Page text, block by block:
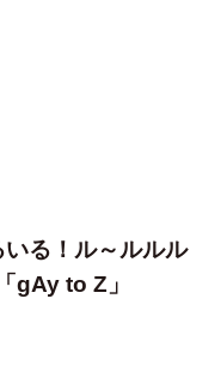
いる！ル～ルルル
gAy to Z」